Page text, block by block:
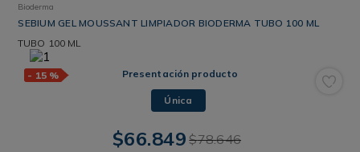
Bioderma
SEBIUM GEL MOUSSANT LIMPIADOR BIODERMA TUBO 100 ML
TUBO 100 ML
- 15 % Presentación producto
Única
$66.849 $78.646